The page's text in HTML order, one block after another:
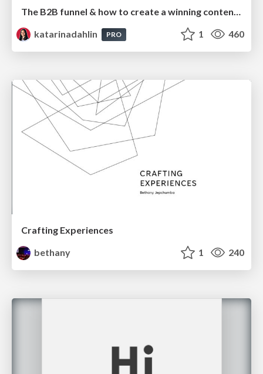
The B2B funnel & how to create a winning content strategy
katarinadahlin
PRO 1 460
Crafting Experiences
bethany
1 240